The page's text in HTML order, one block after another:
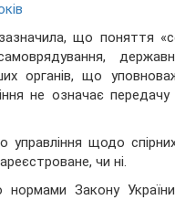
що поняття
органів, що
не означає передачу
управління щодо
чи ні.
Закону